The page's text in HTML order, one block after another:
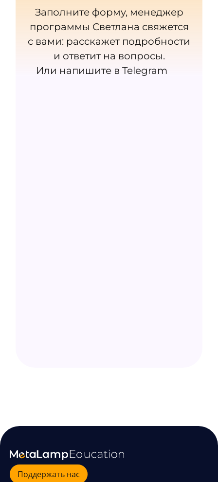
Заполните форму, менеджер
программы Светлана свяжется
с вами: расскажет подробности
и ответит на вопросы.
Или напишите в Telegram
Поддержать нас